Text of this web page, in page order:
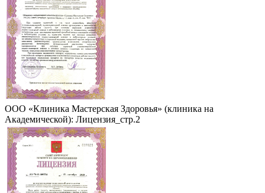
ООО «Клиника Мастерская Здоровья» (клиника на
Академической): Лицензия_стр.2